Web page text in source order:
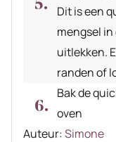
Dit is een
mengsel
uitlekken.
randen of
Bak de
oven
Auteur
Auteur:Simone